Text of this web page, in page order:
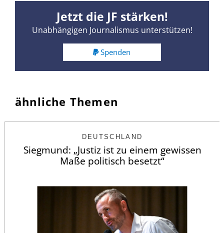
Jetzt die JF stärken!
Unabhängigen Journalismus unterstützen!
Spenden
ähnliche Themen
DEUTSCHLAND
Siegmund: „Justiz ist zu einem gewissen
Maße politisch besetzt“